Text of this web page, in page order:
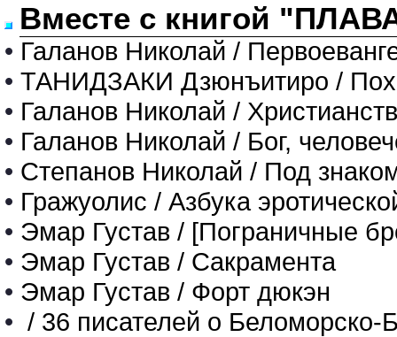
Вместе с книгой
• Галанов Николай /
• ТАНИДЗАКИ Дзюнъитиро /
• Галанов Николай /
• Галанов Николай / Бог,
• Степанов Николай / Под
• Гражуолис / Азбука
• Эмар Густав / [Пограничные
• Эмар Густав / Сакрамента
• Эмар Густав / Форт дюкэн
• / 36 писателей о